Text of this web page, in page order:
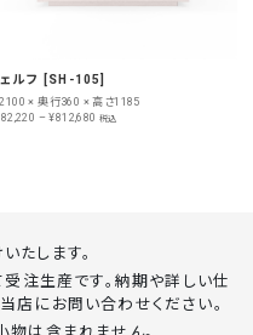
ェルフ [SH-105]
× 奥行360 × 高さ1185
– ¥812,680 税込
たします。
受注生産です。納期や詳しい仕
店にお問い合わせください。